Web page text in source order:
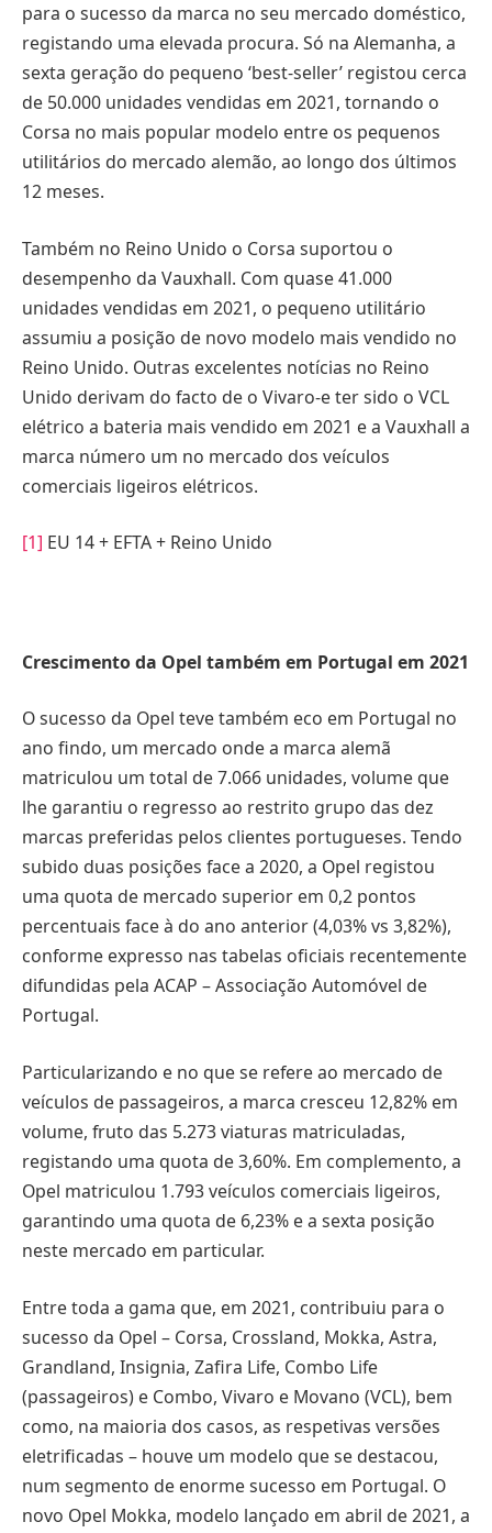
para o sucesso da marca no seu mercado doméstico,
registando uma elevada procura. Só na Alemanha, a
sexta geração do pequeno ‘best-seller’ registou cerca
de 50.000 unidades vendidas em 2021, tornando o
Corsa no mais popular modelo entre os pequenos
utilitários do mercado alemão, ao longo dos últimos
12 meses.
Também no Reino Unido o Corsa suportou o
desempenho da Vauxhall. Com quase 41.000
unidades vendidas em 2021, o pequeno utilitário
assumiu a posição de novo modelo mais vendido no
Reino Unido. Outras excelentes notícias no Reino
Unido derivam do facto de o Vivaro-e ter sido o VCL
elétrico a bateria mais vendido em 2021 e a Vauxhall a
marca número um no mercado dos veículos
comerciais ligeiros elétricos.
[1] EU 14 + EFTA + Reino Unido
Crescimento da Opel também em Portugal em 2021
O sucesso da Opel teve também eco em Portugal no
ano findo, um mercado onde a marca alemã
matriculou um total de 7.066 unidades, volume que
lhe garantiu o regresso ao restrito grupo das dez
marcas preferidas pelos clientes portugueses. Tendo
subido duas posições face a 2020, a Opel registou
uma quota de mercado superior em 0,2 pontos
percentuais face à do ano anterior (4,03% vs 3,82%),
conforme expresso nas tabelas oficiais recentemente
difundidas pela ACAP – Associação Automóvel de
Portugal.
Particularizando e no que se refere ao mercado de
veículos de passageiros, a marca cresceu 12,82% em
volume, fruto das 5.273 viaturas matriculadas,
registando uma quota de 3,60%. Em complemento, a
Opel matriculou 1.793 veículos comerciais ligeiros,
garantindo uma quota de 6,23% e a sexta posição
neste mercado em particular.
Entre toda a gama que, em 2021, contribuiu para o
sucesso da Opel – Corsa, Crossland, Mokka, Astra,
Grandland, Insignia, Zafira Life, Combo Life
(passageiros) e Combo, Vivaro e Movano (VCL), bem
como, na maioria dos casos, as respetivas versões
eletrificadas – houve um modelo que se destacou,
num segmento de enorme sucesso em Portugal. O
novo Opel Mokka, modelo lançado em abril de 2021, a